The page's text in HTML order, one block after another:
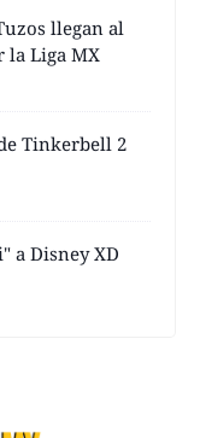
llegan al
la Liga MX
Tinkerbell 2
a Disney XD